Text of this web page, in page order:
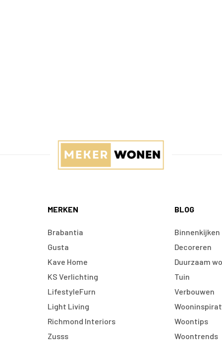
MERKEN
Brabantia
Gusta
Kave Home
KS Verlichting
LifestyleFurn
Light Living
Richmond Interiors
Zusss
BLOG
Binnenkijken
Decoreren
Duurzaam
Tuin
Verbouwen
Woontips
Woontrends